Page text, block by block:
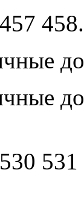
458.